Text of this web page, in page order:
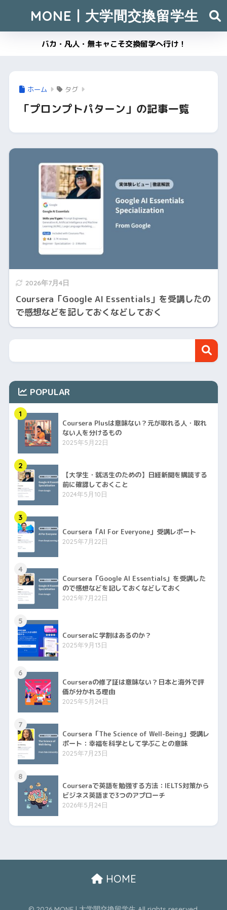
MONE | 大学間交換留学生
バカ・凡人・無キャこそ交換留学へ行け！
ホーム タグ
「プロンプトパターン」の記事一覧
2026年7月4日
Coursera「Google AI Essentials」を受講したの
で感想などを記しておくなどしておく
POPULAR
1
Coursera Plusは意味ない？元が取れる人・取れ
ない人を分けるもの
2025年5月22日
2
【大学生・就活生のための】日経新聞を購読する
前に確認しておくこと
2024年5月10日
3
Coursera「AI For Everyone」受講レポート
2025年7月22日
4
Coursera「Google AI Essentials」を受講した
ので感想などを記しておくなどしておく
2025年7月22日
5
Courseraに学割はあるのか？
2025年9月13日
6
Courseraの修了証は意味ない？日本と海外で評
価が分かれる理由
2025年5月24日
7
Coursera「The Science of Well-Being」受講レ
ポート：幸福を科学として学ぶことの意味
2025年7月23日
8
Courseraで英語を勉強する方法：IELTS対策から
ビジネス英語まで3つのアプローチ
2026年5月24日
HOME